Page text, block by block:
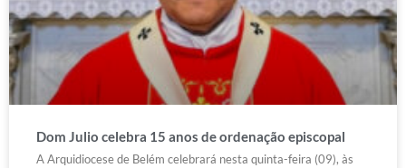
Dom Julio celebra 15 anos de ordenação episcopal
A Arquidiocese de Belém celebrará nesta quinta-feira (09), às